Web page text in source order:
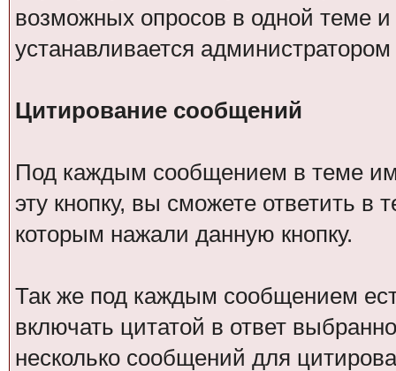
возможных опросов в одной теме и
устанавливается
Цитирование сообщений
Под каждым сообщением в теме
эту кнопку, вы сможете ответить в
которым нажали данную кнопку.
Так же под каждым сообщением
включать цитатой в ответ
несколько сообщений для